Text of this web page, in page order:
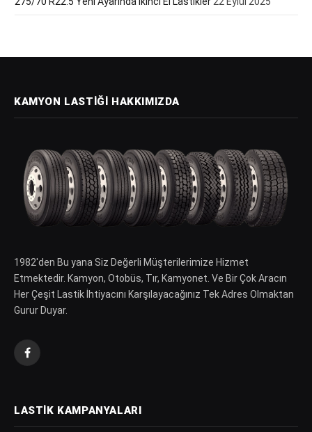
KAMYON LASTIĞI HAKKIMIZDA
1982′den Bu yana Siz Değerli Müşterilerimize Hizmet
Etmektedir. Kamyon, Otobüs, Tır, Kamyonet. Ve Bir Çok Aracın
Her Çeşit Lastik İhtiyacını Karşılayacağınız Tek Adres Olmaktan
Gurur Duyar.
Facebook
LASTIK KAMPANYALARI